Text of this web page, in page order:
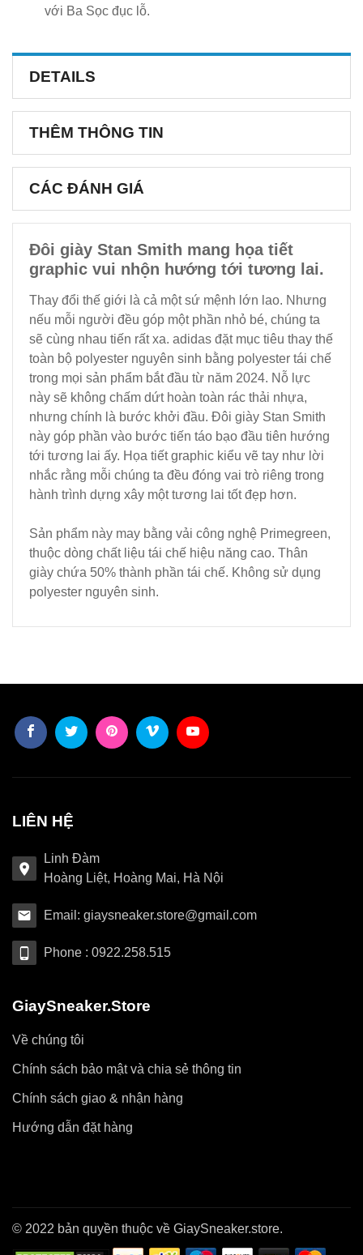
với Ba Sọc đục lỗ.
DETAILS
THÊM THÔNG TIN
CÁC ĐÁNH GIÁ
Đôi giày Stan Smith mang họa tiết
graphic vui nhộn hướng tới tương lai.
Thay đổi thế giới là cả một sứ mệnh lớn lao. Nhưng
nếu mỗi người đều góp một phần nhỏ bé, chúng ta
sẽ cùng nhau tiến rất xa. adidas đặt mục tiêu thay thế
toàn bộ polyester nguyên sinh bằng polyester tái chế
trong mọi sản phẩm bắt đầu từ năm 2024. Nỗ lực
này sẽ không chấm dứt hoàn toàn rác thải nhựa,
nhưng chính là bước khởi đầu. Đôi giày Stan Smith
này góp phần vào bước tiến táo bạo đầu tiên hướng
tới tương lai ấy. Họa tiết graphic kiểu vẽ tay như lời
nhắc rằng mỗi chúng ta đều đóng vai trò riêng trong
hành trình dựng xây một tương lai tốt đẹp hơn.
Sản phẩm này may bằng vải công nghệ Primegreen,
thuộc dòng chất liệu tái chế hiệu năng cao. Thân
giày chứa 50% thành phần tái chế. Không sử dụng
polyester nguyên sinh.
LIÊN HỆ
Linh Đàm
Hoàng Liệt, Hoàng Mai, Hà Nội
Email: giaysneaker.store@gmail.com
Phone : 0922.258.515
GiaySneaker.Store
Về chúng tôi
Chính sách bảo mật và chia sẻ thông tin
Chính sách giao & nhận hàng
Hướng dẫn đặt hàng
© 2022 bản quyền thuộc về GiaySneaker.store.